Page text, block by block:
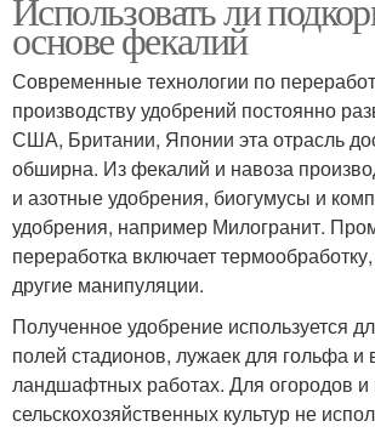
основе фекалий
Современные технологии по
производству удобрений постоянно
США, Британии, Японии эта отрасль
обширна. Из фекалий и навоза
и азотные удобрения, биогумусы и
удобрения, например Милогранит.
переработка включает
другие манипуляции.
Полученное удобрение используется
полей стадионов, лужаек для гольфа и
ландшафтных работах. Для огородов
сельскохозяйственных культур не